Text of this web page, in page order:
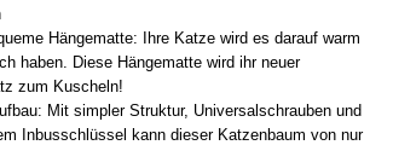
Hängematte: Ihre Katze wird es darauf warm
haben. Diese Hängematte wird ihr neuer
zum Kuscheln!
Mit simpler Struktur, Universalschrauben und
Inbusschlüssel kann dieser Katzenbaum von nur